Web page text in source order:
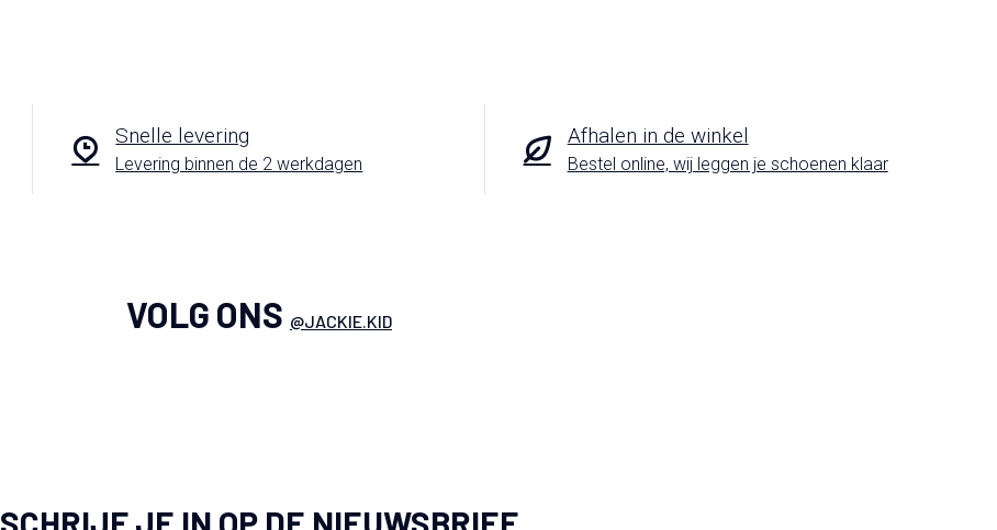
Snelle levering
Levering binnen de 2 werkdagen
Afhalen in de winkel
Bestel online, wij leggen je schoenen klaar
VOLG ONS @JACKIE.KID